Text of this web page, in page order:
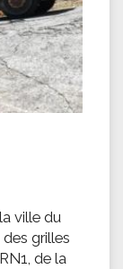
ville du
grilles
de la